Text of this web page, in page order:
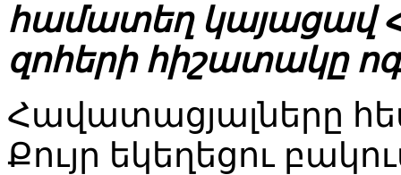
համատեղ կայացավ
զոհերի հիշատակը
Հավատացյալները
Քույր եկեղեցու